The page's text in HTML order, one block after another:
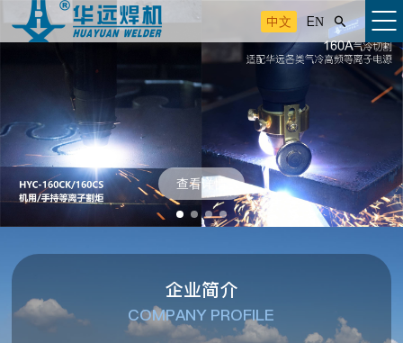
中文 EN 
查看详情
企业简介
COMPANY PROFILE